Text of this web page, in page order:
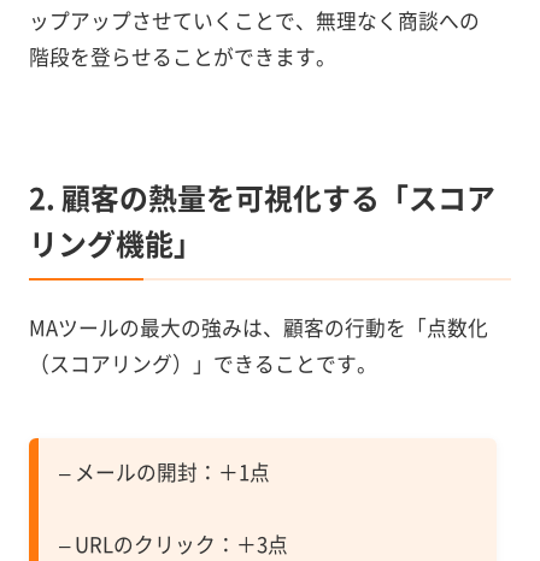
ップアップさせていくことで、無理なく商談への
階段を登らせることができます。
2. 顧客の熱量を可視化する「スコア
リング機能」
MAツールの最大の強みは、顧客の行動を「点数化
（スコアリング）」できることです。
– メールの開封：＋1点
– URLのクリック：＋3点